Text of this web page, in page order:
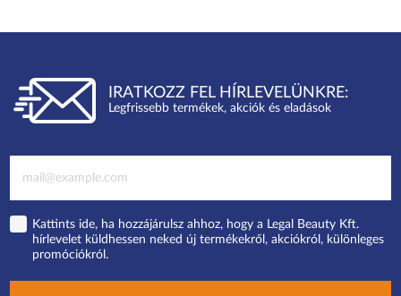
IRATKOZZ FEL HÍRLEVELÜNKRE:
Legfrissebb termékek, akciók és eladások
Kattints ide, ha hozzájárulsz ahhoz, hogy a Legal Beauty Kft.
hírlevelet küldhessen neked új termékekről, akciókról, különleges
promóciókról.